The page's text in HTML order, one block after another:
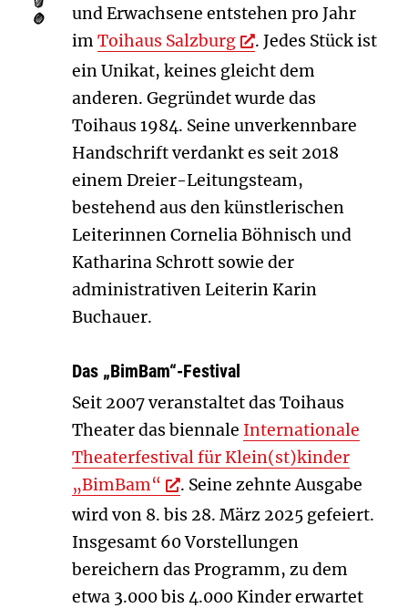
und Erwachsene entstehen pro Jahr
im Toihaus Salzburg
. Jedes Stück ist
ein Unikat, keines gleicht dem
anderen. Gegründet wurde das
Toihaus 1984. Seine unverkennbare
Handschrift verdankt es seit 2018
einem Dreier-Leitungsteam,
bestehend aus den künstlerischen
Leiterinnen Cornelia Böhnisch und
Katharina Schrott sowie der
administrativen Leiterin Karin
Buchauer.
Das „BimBam“-Festival
Seit 2007 veranstaltet das Toihaus
Theater das biennale Internationale
Theaterfestival für Klein(st)kinder
„BimBam“
. Seine zehnte Ausgabe
wird von 8. bis 28. März 2025 gefeiert.
Insgesamt 60 Vorstellungen
bereichern das Programm, zu dem
etwa 3.000 bis 4.000 Kinder erwartet